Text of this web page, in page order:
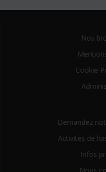
Nos
Cookie
Demandez
Activités de
Infos